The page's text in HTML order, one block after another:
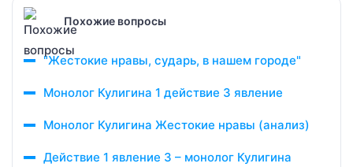
Похожие вопросы
"Жестокие нравы, сударь, в нашем городе"
Монолог Кулигина 1 действие 3 явление
Монолог Кулигина Жестокие нравы (анализ)
Действие 1 явление 3 – монолог Кулигина